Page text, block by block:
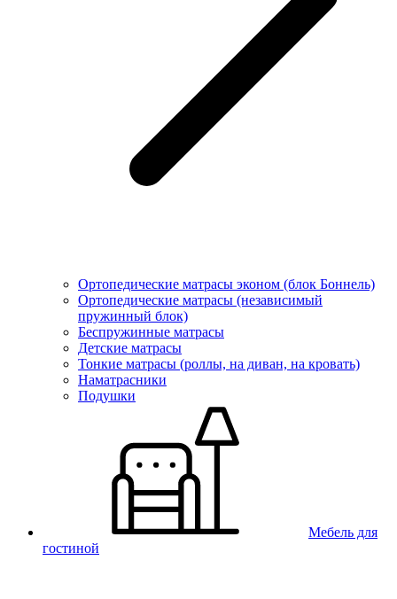
Ортопедические матрасы эконом (блок Боннель)
Ортопедические матрасы (независимый
пружинный блок)
Беcпружинные матрасы
Детские матрасы
Тонкие матрасы (роллы, на диван, на кровать)
Наматрасники
Подушки
Мебель для
гостиной